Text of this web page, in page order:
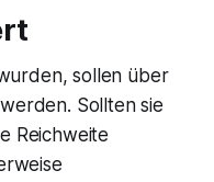
sollen über
Sollten sie
Reichweite